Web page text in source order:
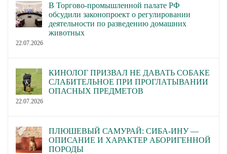
В Торгово-промышленной палате РФ
обсудили законопроект о регулировании
деятельности по разведению домашних
животных
22.07.2026
КИНОЛОГ ПРИЗВАЛ НЕ ДАВАТЬ СОБАКЕ
СЛАБИТЕЛЬНОЕ ПРИ ПРОГЛАТЫВАНИИ
ОПАСНЫХ ПРЕДМЕТОВ
22.07.2026
ПЛЮШЕВЫЙ САМУРАЙ: СИБА-ИНУ —
ОПИСАНИЕ И ХАРАКТЕР АБОРИГЕННОЙ
ПОРОДЫ